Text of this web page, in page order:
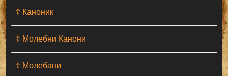
☦ Каноник
☦ Молебни Канони
☦ Молебани